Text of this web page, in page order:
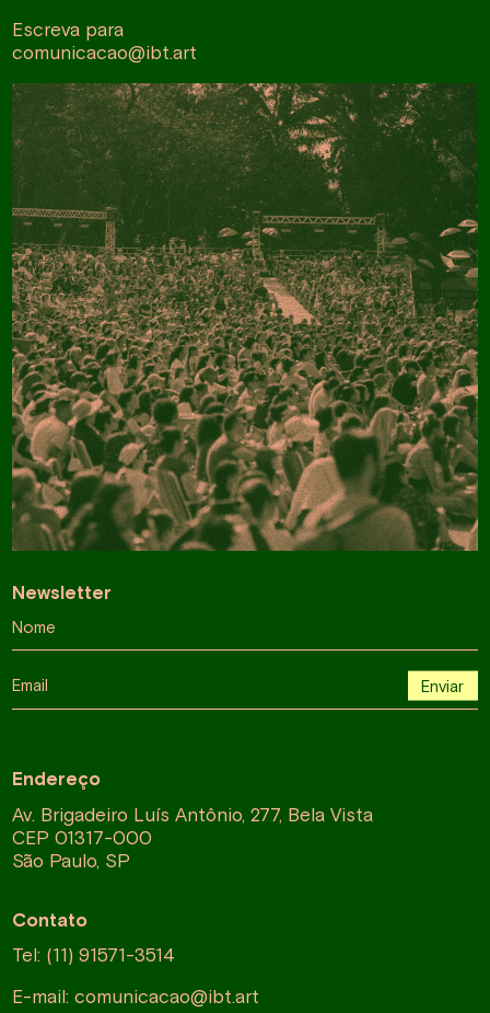
Escreva para
comunicacao@ibt.art
Endereço
Av. Brigadeiro Luís Antônio, 277, Bela Vista
CEP 01317-000
São Paulo, SP
Contato
Tel: (11) 91571-3514
E-mail: comunicacao@ibt.art
Newsletter
Nome
Email Enviar